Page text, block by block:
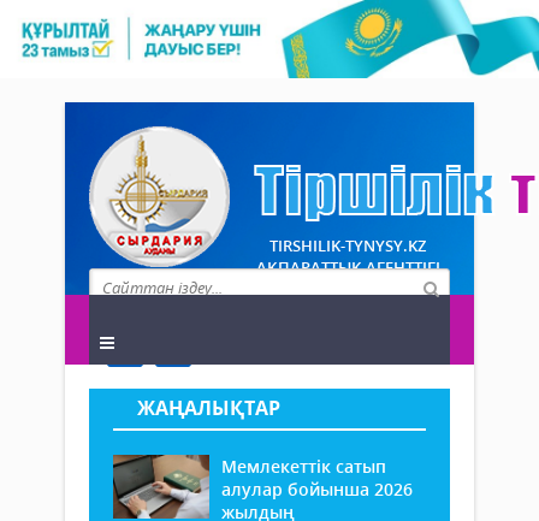
TIRSHILIK-TYNYSY.KZ
АҚПАРАТТЫҚ АГЕНТТІГІ
ЖАҢАЛЫҚТАР
Мемлекеттік сатып
алулар бойынша 2026
жылдың